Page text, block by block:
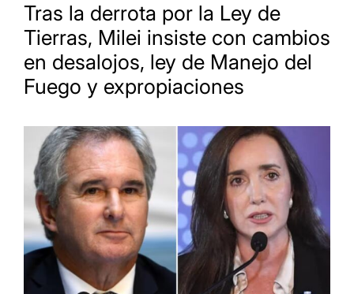
Tras la derrota por la Ley de
Tierras, Milei insiste con cambios
en desalojos, ley de Manejo del
Fuego y expropiaciones